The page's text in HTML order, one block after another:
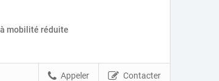
mobilité réduite
Contacter
Appeler